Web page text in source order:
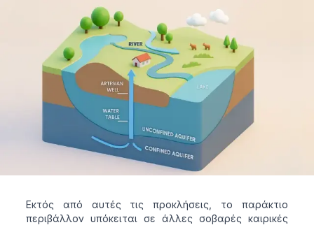
Εκτός από αυτές τις προκλήσεις, το παράκτιο
περιβάλλον υπόκειται σε άλλες σοβαρές καιρικές